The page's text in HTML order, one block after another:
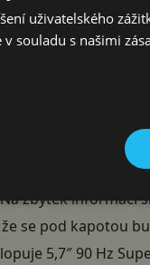
GA01189,
zbytek
se pod kapotou
5,7″ 90 Hz
uživatelského
souladu s našimi